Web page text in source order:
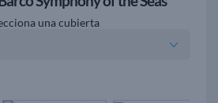
una cubierta